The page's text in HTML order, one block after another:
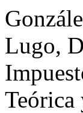
Lugo,